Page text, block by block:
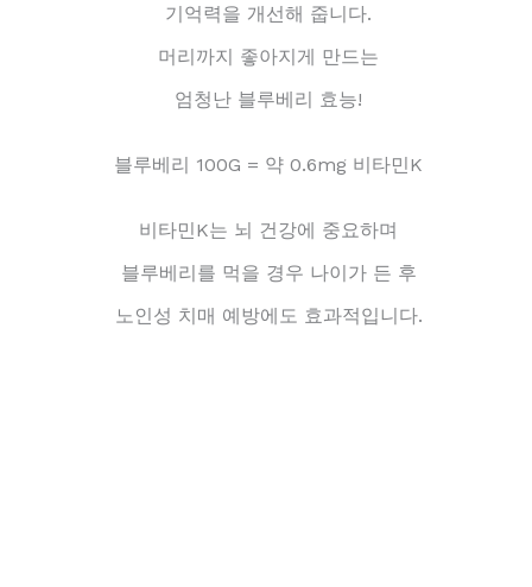
기억력을 개선해 줍니다.
머리까지 좋아지게 만드는
엄청난 블루베리 효능!
블루베리 100G = 약 0.6mg 비타민K
비타민K는 뇌 건강에 중요하며
블루베리를 먹을 경우 나이가 든 후
노인성 치매 예방에도 효과적입니다.